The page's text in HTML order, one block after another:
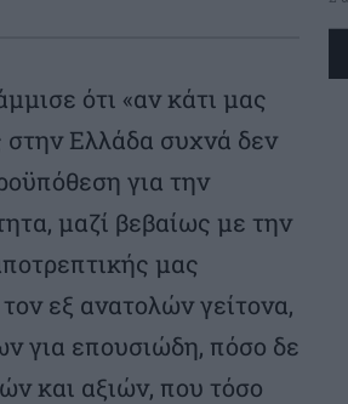
ότι «αν κάτι μας
στην Ελλάδα συχνά δεν
για την
μαζί βεβαίως με την
μας
εξ ανατολών γείτονα,
για επουσιώδη, πόσο δε
και αξιών, που τόσο